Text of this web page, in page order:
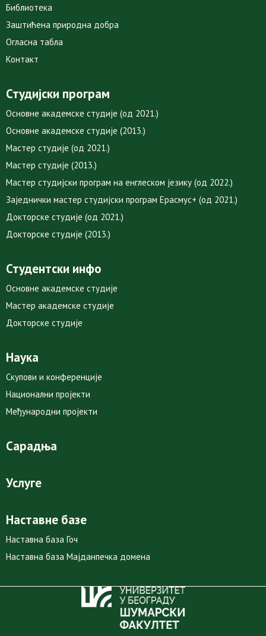
Библиотека
Заштићена природна добра
Огласна табла
Контакт
Студијски програм
Основне академске студије (од 2021.)
Основне академске студије (2013.)
Мастер студије (од 2021.)
Мастер студије (2013.)
Мастер студијски програм на енглеском језику (од 2022.)
Заједнички мастер студијски програм Ерасмус+ (од 2021.)
Докторске студије (од 2021.)
Докторске студије (2013.)
Студентски инфо
Основне академске студије
Мастер академске студије
Докторске студије
Наука
Скупови и конференције
Национални пројекти
Међународни пројекти
Сарадња
Услуге
Наставне базе
Наставна база Гоч
Наставна база Мајданпечка домена